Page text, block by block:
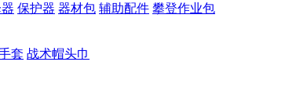
器 保护器 器材包 辅助配件 攀登作业包
套 战术帽头巾